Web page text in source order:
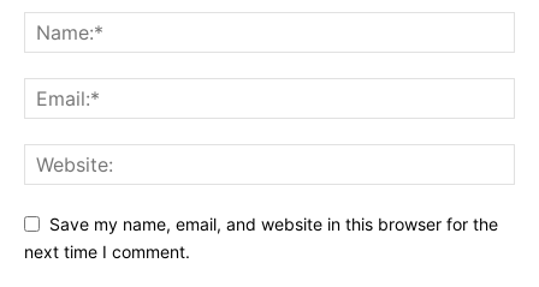
Save my name, email, and website in this browser for the
next time I comment.